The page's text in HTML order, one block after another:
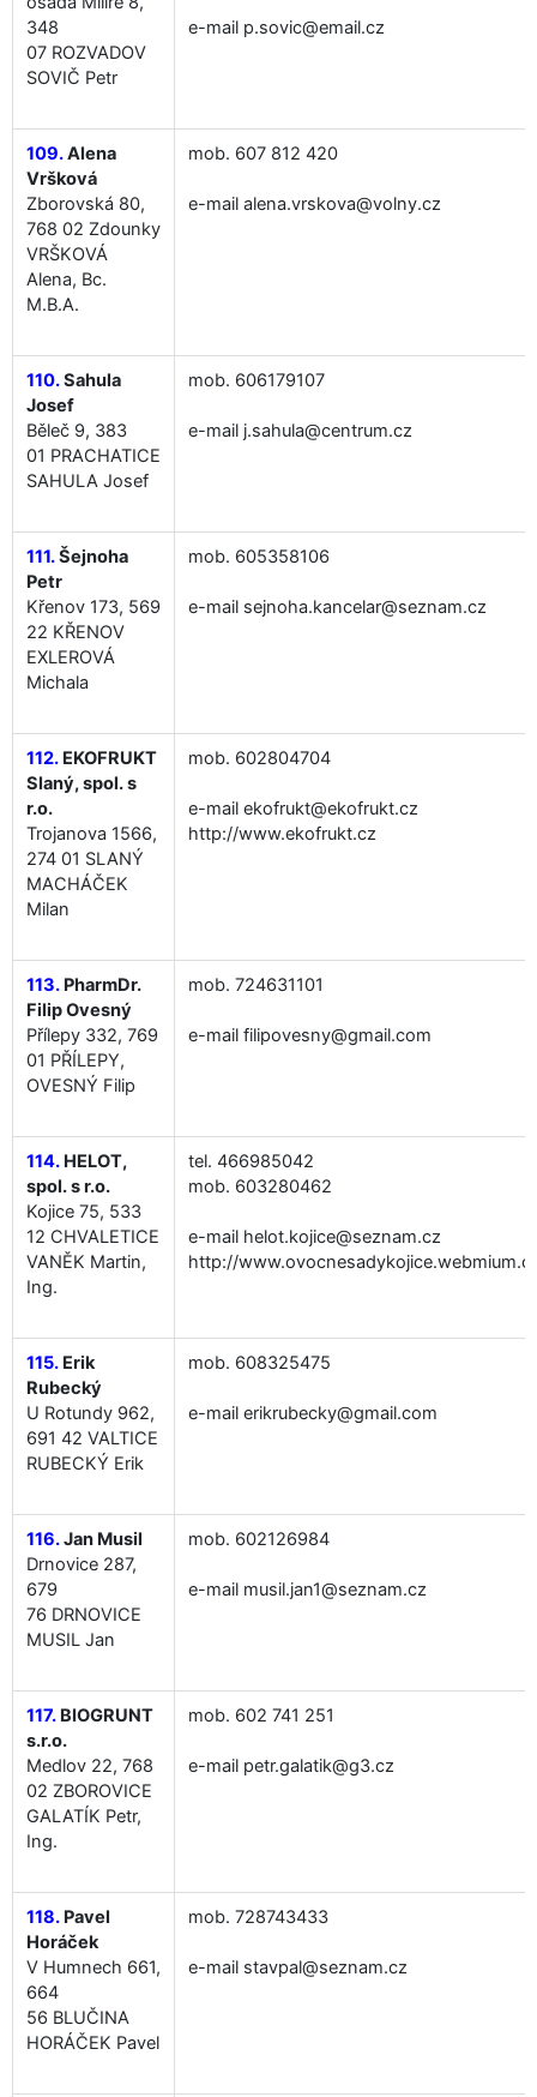
348
07 ROZVADOV
SOVIČ Petr
e-mail p.sovic@email.cz
109.Alena
Vršková
Zborovská 80,
768 02 Zdounky
VRŠKOVÁ
Alena, Bc.
M.B.A.
mob. 607 812 420
e-mail alena.vrskova@volny.cz
110.Sahula
Josef
Běleč 9, 383
01 PRACHATICE
SAHULA Josef
mob. 606179107
e-mail j.sahula@centrum.cz
111.Šejnoha
Petr
Křenov 173, 569
22 KŘENOV
EXLEROVÁ
Michala
mob. 605358106
e-mail sejnoha.kancelar@seznam.cz
112.EKOFRUKT
Slaný, spol. s
r.o.
Trojanova 1566,
274 01 SLANÝ
MACHÁČEK
Milan
mob. 602804704
e-mail ekofrukt@ekofrukt.cz
http://www.ekofrukt.cz
113.PharmDr.
Filip Ovesný
Přílepy 332, 769
01 PŘÍLEPY,
OVESNÝ Filip
mob. 724631101
e-mail filipovesny@gmail.com
114.HELOT,
spol. s r.o.
Kojice 75, 533
12 CHVALETICE
VANĚK Martin,
Ing.
tel. 466985042
mob. 603280462
e-mail helot.kojice@seznam.cz
http://
115.Erik
Rubecký
U Rotundy 962,
691 42 VALTICE
RUBECKÝ Erik
mob. 608325475
e-mail erikrubecky@gmail.com
116.Jan Musil
Drnovice 287,
679
76 DRNOVICE
MUSIL Jan
mob. 602126984
e-mail musil.jan1@seznam.cz
117.BIOGRUNT
s.r.o.
Medlov 22, 768
02 ZBOROVICE
GALATÍK Petr,
Ing.
mob. 602 741 251
e-mail petr.galatik@g3.cz
118.Pavel
Horáček
V Humnech 661,
664
56 BLUČINA
HORÁČEK Pavel
mob. 728743433
e-mail stavpal@seznam.cz